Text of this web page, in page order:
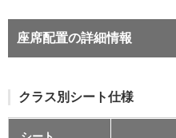
座席配置の詳細情報
クラス別シート仕様